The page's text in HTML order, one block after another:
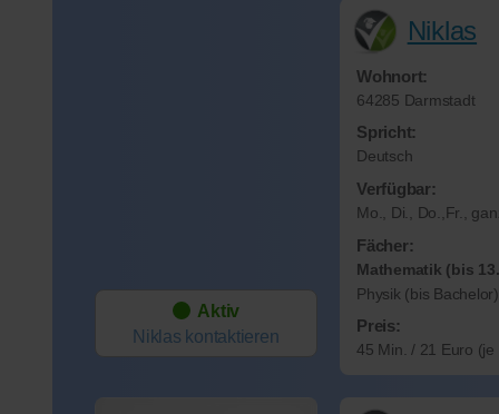
Aktiv
Niklas kontaktieren
Niklas
Wohnort:
64285 Darmstadt
Spricht:
Deutsch
Verfügbar:
Mo., Di., Do.,Fr.,
Fächer:
Mathematik (bis
Physik (bis Bachelor)
Preis:
45 Min. / 21 Euro (je